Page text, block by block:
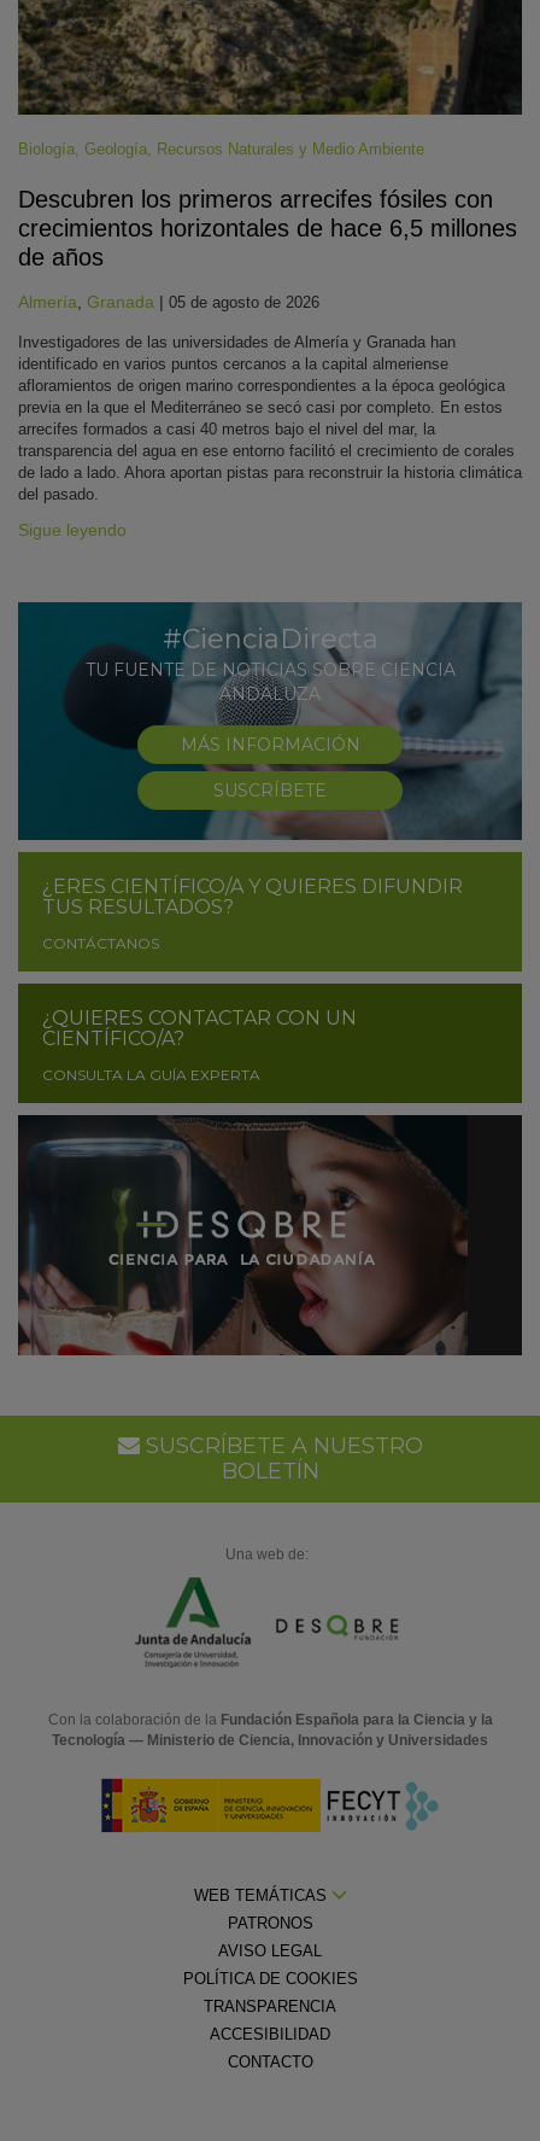
Biología Geología Recursos Naturales y Medio Ambiente
Descubren los primeros arrecifes fósiles con
crecimientos horizontales de hace 6,5 millones
de años
Almería Granada | 05 de agosto de 2026
Investigadores de las universidades de Almería y Granada han
identificado en varios puntos cercanos a la capital almeriense
afloramientos de origen marino correspondientes a la época geológica
previa en la que el Mediterráneo se secó casi por completo. En estos
arrecifes formados a casi 40 metros bajo el nivel del mar, la
transparencia del agua en ese entorno facilitó el crecimiento de corales
de lado a lado. Ahora aportan pistas para reconstruir la historia climática
del pasado.
Sigue leyendo
#CienciaDirecta
TU FUENTE DE NOTICIAS SOBRE CIENCIA
ANDALUZA
MÁS INFORMACIÓN
SUSCRÍBETE
¿ERES CIENTÍFICO/A Y QUIERES DIFUNDIR
TUS RESULTADOS?
CONTÁCTANOS
¿QUIERES CONTACTAR CON UN
CIENTÍFICO/A?
CONSULTA LA GUÍA EXPERTA
SUSCRÍBETE A NUESTRO
BOLETÍN
Una web de:
Con la colaboración de la Fundación Española para la Ciencia y la
Tecnología — Ministerio de Ciencia, Innovación y Universidades
WEB TEMÁTICAS
PATRONOS
AVISO LEGAL
POLÍTICA DE COOKIES
TRANSPARENCIA
ACCESIBILIDAD
CONTACTO